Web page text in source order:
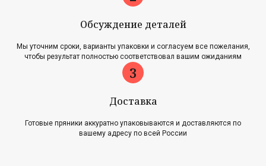
Обсуждение деталей
Мы уточним сроки, варианты упаковки и согласуем все пожелания,
чтобы результат полностью соответствовал вашим ожиданиям
Доставка
Готовые пряники аккуратно упаковываются и доставляются по
вашему адресу по всей России
Акции
Блог
Новости
Контакты
Главная
Наша история